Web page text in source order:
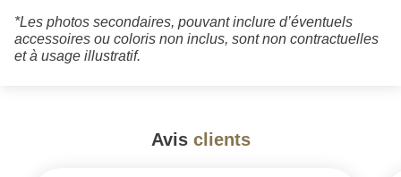
*Les photos secondaires, pouvant inclure d’éventuels
accessoires ou coloris non inclus, sont non contractuelles
et à usage illustratif.
Avis clients